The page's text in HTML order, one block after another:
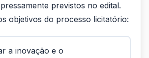
previstos no edital.
objetivos do processo licitatório:
a inovação e o